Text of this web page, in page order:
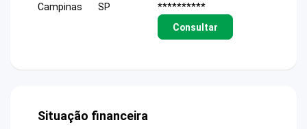
Campinas
SP
**********
Consultar
Situação financeira